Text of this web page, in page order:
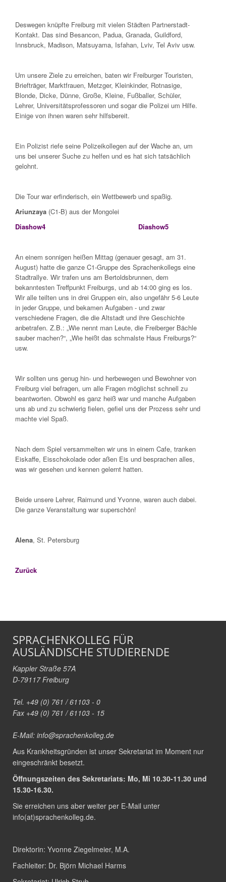
Deswegen knüpfte Freiburg mit vielen Städten Partnerstadt-
Kontakt. Das sind Besancon, Padua, Granada, Guildford,
Innsbruck, Madison, Matsuyama, Isfahan, Lviv, Tel Aviv usw.
Um unsere Ziele zu erreichen, baten wir Freiburger Touristen,
Briefträger, Marktfrauen, Metzger, Kleinkinder, Rotnasige,
Blonde, Dicke, Dünne, Große, Kleine, Fußballer, Schüler,
Lehrer, Universitätsprofessoren und sogar die Polizei um Hilfe.
Einige von ihnen waren sehr hilfsbereit.
Ein Polizist riefe seine Polizeikollegen auf der Wache an, um
uns bei unserer Suche zu helfen und es hat sich tatsächlich
gelohnt.
Die Tour war erfinderisch, ein Wettbewerb und spaßig.
Ariunzaya (C1-B) aus der Mongolei
Diashow4
Diashow5
An einem sonnigen heißen Mittag (genauer gesagt, am 31.
August) hatte die ganze C1-Gruppe des Sprachenkollegs eine
Stadtrallye. Wir trafen uns am Bertoldsbrunnen, dem
bekanntesten Treffpunkt Freiburgs, und ab 14:00 ging es los.
Wir alle teilten uns in drei Gruppen ein, also ungefähr 5-6 Leute
in jeder Gruppe, und bekamen Aufgaben - und zwar
verschiedene Fragen, die die Altstadt und ihre Geschichte
anbetrafen. Z.B.: „Wie nennt man Leute, die Freiberger Bächle
sauber machen?“, „Wie heißt das schmalste Haus Freiburgs?“
usw.
Wir sollten uns genug hin- und herbewegen und Bewohner von
Freiburg viel befragen, um alle Fragen möglichst schnell zu
beantworten. Obwohl es ganz heiß war und manche Aufgaben
uns ab und zu schwierig fielen, gefiel uns der Prozess sehr und
machte viel Spaß.
Nach dem Spiel versammelten wir uns in einem Cafe, tranken
Eiskaffe, Eisschokolade oder aßen Eis und besprachen alles,
was wir gesehen und kennen gelernt hatten.
Beide unsere Lehrer, Raimund und Yvonne, waren auch dabei.
Die ganze Veranstaltung war superschön!
Alena, St. Petersburg
Zurück
SPRACHENKOLLEG FÜR
AUSLÄNDISCHE STUDIERENDE
Kappler Straße 57A
D-79117 Freiburg
Tel. +49 (0) 761 / 61103 - 0
Fax +49 (0) 761 / 61103 - 15
E-Mail: info@sprachenkolleg.de
Aus Krankheitsgründen ist unser Sekretariat im Moment nur
eingeschränkt besetzt.
Öffnungszeiten des Sekretariats: Mo, Mi 10.30-11.30 und
15.30-16.30.
Sie erreichen uns aber weiter per E-Mail unter
info(at)sprachenkolleg.de.
Direktorin: Yvonne Ziegelmeier, M.A.
Fachleiter: Dr. Björn Michael Harms